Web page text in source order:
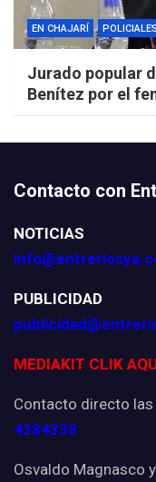
EN CHAJARÍ POLICIALES
Jurado popular
Benítez por el
Contacto con
NOTICIAS
PUBLICIDAD
MEDIAKIT CLIK
Contacto directo
4384338
Osvaldo Magnasco